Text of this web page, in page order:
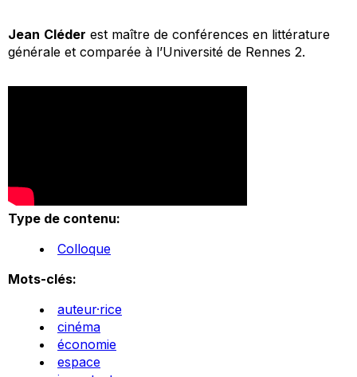
Jean Cléder est maître de conférences en littérature
générale et comparée à l’Université de Rennes 2.
Type de contenu:
Colloque
Mots-clés:
auteur·rice
cinéma
économie
espace